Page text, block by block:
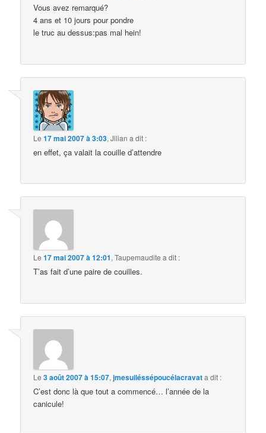
Vous avez remarqué?
4 ans et 10 jours pour pondre
le truc au dessus:pas mal hein!
Le17 mai 2007 à 3:03,Jilian a dit :
en effet, ça valait la couille d’attendre
Le17 mai 2007 à 12:01,Taupemaudite a dit :
T’as fait d’une paire de couilles.
Le3 août 2007 à 15:07,jmesuiléssépoucélacravata dit :
C’est donc là que tout a commencé… l’année de la
canicule!